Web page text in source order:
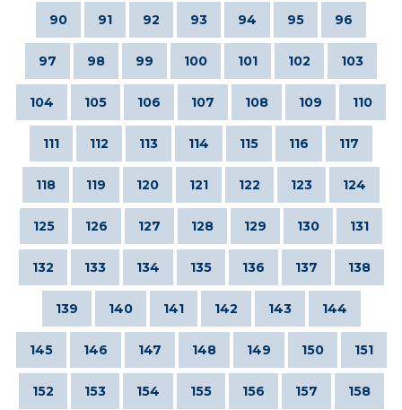
90 91 92 93 94 95 96
97 98 99 100 101 102 103
104 105 106 107 108 109 110
111 112 113 114 115 116 117
118 119 120 121 122 123 124
125 126 127 128 129 130 131
132 133 134 135 136 137 138
139 140 141 142 143 144
145 146 147 148 149 150 151
152 153 154 155 156 157 158